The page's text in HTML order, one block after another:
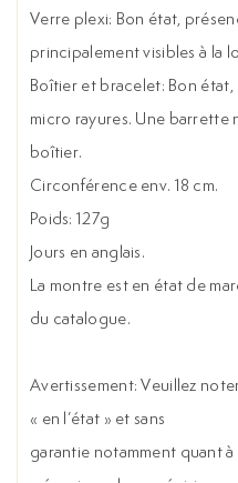
Verre plexi: Bon état,
principalement visibles à la
Boîtier et bracelet: Bon
micro rayures. Une barrette
boîtier.
Circonférence env. 18 cm.
Poids: 127g
Jours en anglais.
La montre est en état de
du catalogue.
Avertissement: Veuillez
« en l’état » et sans
garantie notamment quant